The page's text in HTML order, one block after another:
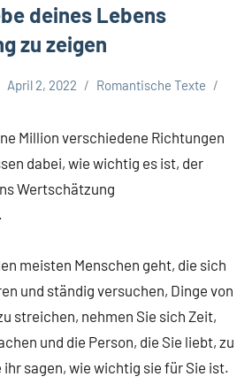
deines Lebens
zu zeigen
April 2, 2022 Romantische Texte
Million verschiedene Richtungen
dabei, wie wichtig es ist, der
Wertschätzung
meisten Menschen geht, die sich
und ständig versuchen, Dinge von
streichen, nehmen Sie sich Zeit,
und die Person, die Sie liebt, zu
sagen, wie wichtig sie für Sie ist.